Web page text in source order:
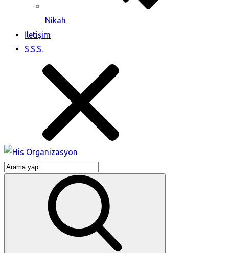
Nikah
İletişim
S.S.S.